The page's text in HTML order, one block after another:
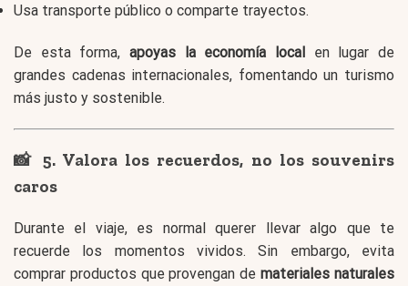
Usa transporte público o comparte trayectos.
De esta forma, apoyas la economía local en lugar de
grandes cadenas internacionales, fomentando un turismo
más justo y sostenible.
📸 5. Valora los recuerdos, no los souvenirs
caros
Durante el viaje, es normal querer llevar algo que te
recuerde los momentos vividos. Sin embargo, evita
comprar productos que provengan demateriales naturales